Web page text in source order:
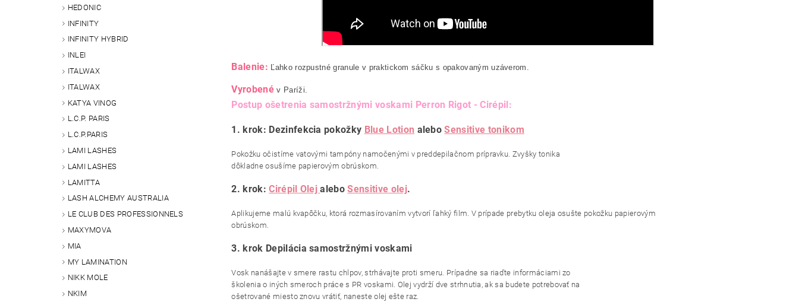
HEDONIC
INFINITY
INFINITY HYBRID
INLEI
ITALWAX
ITALWAX
KATYA VINOG
L.C.P. PARIS
L.C.P.PARIS
LAMI LASHES
LAMI LASHES
LAMITTA
LASH ALCHEMY AUSTRALIA
LE CLUB DES PROFESSIONNELS
MAXYMOVA
MIA
MY LAMINATION
NIKK MOLE
NKIM
Balenie: Ľahko rozpustné granule v praktickom sáčku s opakovaným uzáverom.
Vyrobenév Paríži.
Postup ošetrenia samostržnými voskami Perron Rigot - Cirépil:
1. krok: Dezinfekcia pokožky Blue Lotion aleboSensitive tonikom
Pokožku očistíme vatovými tampóny namočenými v preddepilačnom prípravku. Zvyšky tonika
dôkladne osušíme papierovým obrúskom.
2. krok:Cirépil OlejaleboSensitive olej.
Aplikujeme malú kvapôčku, ktorá rozmasírovaním vytvorí ľahký film. V prípade prebytku oleja osušte pokožku papierovým
obrúskom.
3. krok Depilácia samostržnými voskami
Vosk nanášajte v smere rastu chlpov, strhávajte proti smeru. Prípadne sa riaďte informáciami zo
školenia o iných smeroch práce s PR voskami. Olej vydrží dve strhnutia, ak sa budete potrebovať na
ošetrované miesto znovu vrátiť, naneste olej ešte raz.